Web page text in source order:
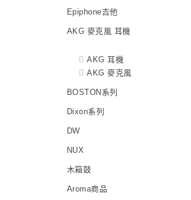
Epiphone吉他
AKG 麥克風 耳機
AKG 耳機
AKG 麥克風
BOSTON系列
Dixon系列
DW
NUX
木箱鼓
Aroma商品